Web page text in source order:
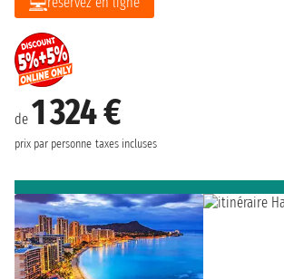
de 1 324 €
prix par personne taxes incluses